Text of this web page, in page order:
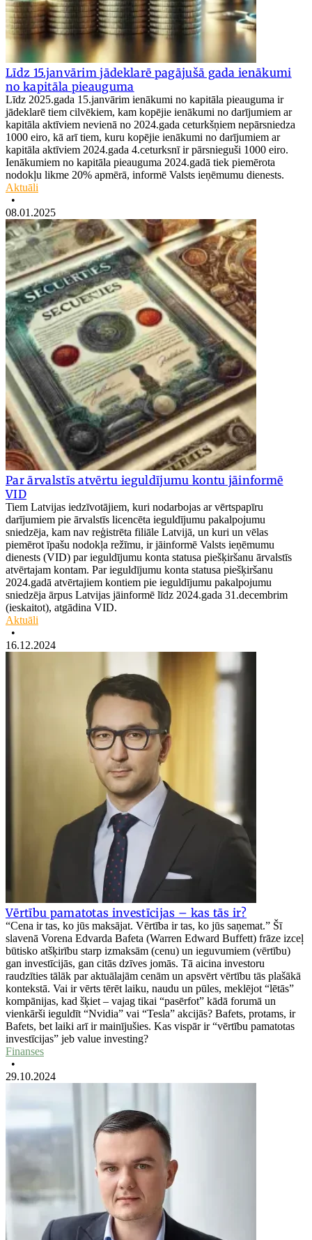
Līdz 15.janvārim jādeklarē pagājušā gada ienākumi
no kapitāla pieauguma
Līdz 2025.gada 15.janvārim ienākumi no kapitāla pieauguma ir
jādeklarē tiem cilvēkiem, kam kopējie ienākumi no darījumiem ar
kapitāla aktīviem nevienā no 2024.gada ceturkšņiem nepārsniedza
1000 eiro, kā arī tiem, kuru kopējie ienākumi no darījumiem ar
kapitāla aktīviem 2024.gada 4.ceturksnī ir pārsnieguši 1000 eiro.
Ienākumiem no kapitāla pieauguma 2024.gadā tiek piemērota
nodokļu likme 20% apmērā, informē Valsts ieņēmumu dienests.
Aktuāli
•
08.01.2025
Par ārvalstīs atvērtu ieguldījumu kontu jāinformē
VID
Tiem Latvijas iedzīvotājiem, kuri nodarbojas ar vērtspapīru
darījumiem pie ārvalstīs licencēta ieguldījumu pakalpojumu
sniedzēja, kam nav reģistrēta filiāle Latvijā, un kuri un vēlas
piemērot īpašu nodokļa režīmu, ir jāinformē Valsts ieņēmumu
dienests (VID) par ieguldījumu konta statusa piešķiršanu ārvalstīs
atvērtajam kontam. Par ieguldījumu konta statusa piešķiršanu
2024.gadā atvērtajiem kontiem pie ieguldījumu pakalpojumu
sniedzēja ārpus Latvijas jāinformē līdz 2024.gada 31.decembrim
(ieskaitot), atgādina VID.
Aktuāli
•
16.12.2024
Vērtību pamatotas investīcijas – kas tās ir?
“Cena ir tas, ko jūs maksājat. Vērtība ir tas, ko jūs saņemat.” Šī
slavenā Vorena Edvarda Bafeta (Warren Edward Buffett) frāze izceļ
būtisko atšķirību starp izmaksām (cenu) un ieguvumiem (vērtību)
gan investīcijās, gan citās dzīves jomās. Tā aicina investoru
raudzīties tālāk par aktuālajām cenām un apsvērt vērtību tās plašākā
kontekstā. Vai ir vērts tērēt laiku, naudu un pūles, meklējot “lētās”
kompānijas, kad šķiet – vajag tikai “pasērfot” kādā forumā un
vienkārši ieguldīt “Nvidia” vai “Tesla” akcijās? Bafets, protams, ir
Bafets, bet laiki arī ir mainījušies. Kas vispār ir “vērtību pamatotas
investīcijas” jeb value investing?
Finanses
•
29.10.2024